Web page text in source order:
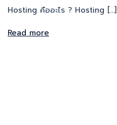
Hosting คืออะไร ? Hosting […]
Read more